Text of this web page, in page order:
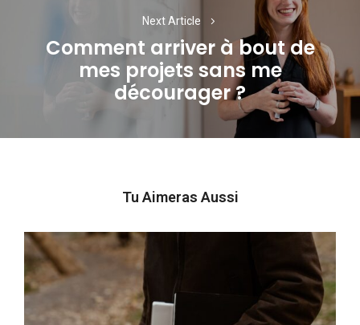
Next Article
Next
post:
Comment arriver à bout de
mes projets sans me
décourager ?
Tu Aimeras Aussi